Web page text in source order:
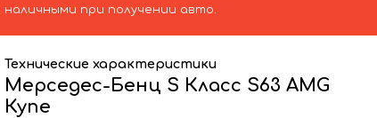
наличными при получении авто.
Технические характеристики
Мерседес-Бенц S Класс S63 AMG
Купе